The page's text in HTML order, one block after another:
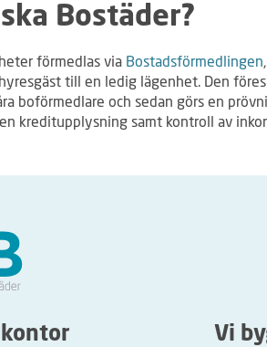
Bostäder?
förmedlas via Bostadsförmedlingen
till en ledig lägenhet. Den
boförmedlare och sedan görs en
kreditupplysning samt kontroll av
Vi